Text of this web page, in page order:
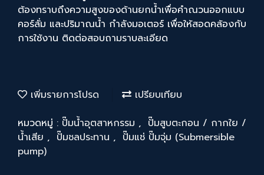
ต้องทราบถึงความสูงของด้านยกน้ำเพื่อคำณวนออกแบบ
คอร์ลั่ม และปริมาณน้ำ กำลังมอเตอร์ เพื่อให้สอดคล้องกับ
การใช้งาน ติดต่อสอบถามราบละเอียด
เพิ่มรายการโปรด
เปรียบเทียบ
หมวดหมู่ : ปั๊มน้ำอุตสาหกรรม , ปั๊มสูบตะกอน / กากใย /
น้ำเสีย , ปั๊มชลประทาน , ปั๊มแช่ ปั๊มจุ่ม (Submersible
pump)